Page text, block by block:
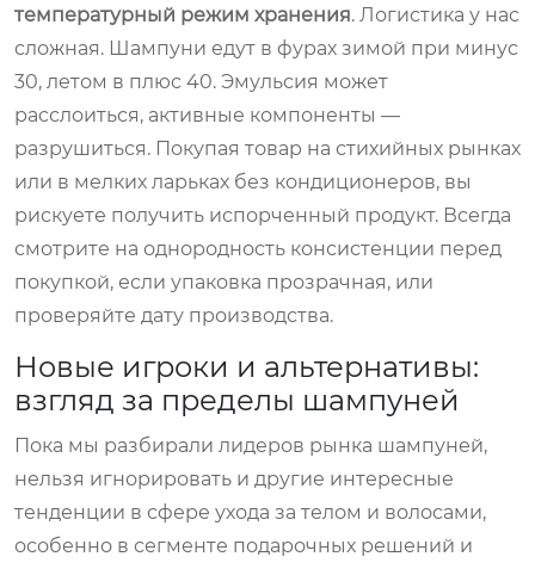
температурный режим хранения. Логистика у нас
сложная. Шампуни едут в фурах зимой при минус
30, летом в плюс 40. Эмульсия может
расслоиться, активные компоненты —
разрушиться. Покупая товар на стихийных рынках
или в мелких ларьках без кондиционеров, вы
рискуете получить испорченный продукт. Всегда
смотрите на однородность консистенции перед
покупкой, если упаковка прозрачная, или
проверяйте дату производства.
Новые игроки и альтернативы:
взгляд за пределы шампуней
Пока мы разбирали лидеров рынка шампуней,
нельзя игнорировать и другие интересные
тенденции в сфере ухода за телом и волосами,
особенно в сегменте подарочных решений и